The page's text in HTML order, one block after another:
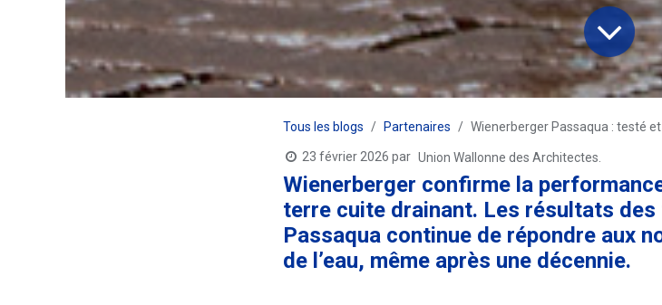
Tous les blogs Partenaires Wienerberger Passaqua : testé
23 février 2026 par Union Wallonne des Architectes.
Wienerberger confirme la
terre cuite drainant. Les résultats
Passaqua continue de répondre aux
de l’eau, même après une décennie.